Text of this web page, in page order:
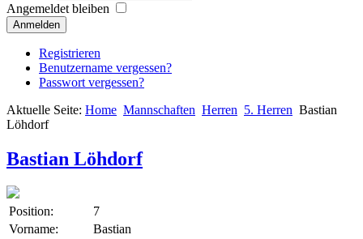
Angemeldet bleiben
Anmelden
Registrieren
Benutzername vergessen?
Passwort vergessen?
Aktuelle Seite: Home Mannschaften Herren 5. Herren Bastian
Löhdorf
Bastian Löhdorf
Position:
7
Vorname:
Bastian